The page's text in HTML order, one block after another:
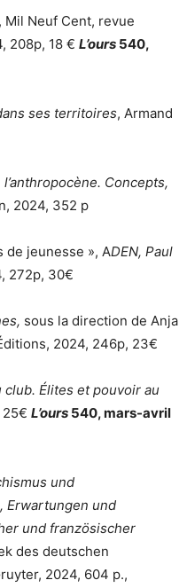
Mil Neuf Cent, revue
208p, 18 € L’ours 540,
ses territoires, Armand
Concepts,
2024, 352 p
de jeunesse », ADEN, Paul
272p, 30€
sous la direction de Anja
2024, 246p, 23€
club. Élites et pouvoir au
25€ L’ours 540, mars-avril
und
Erwartungen und
und französischer
des deutschen
2024, 604 p.,